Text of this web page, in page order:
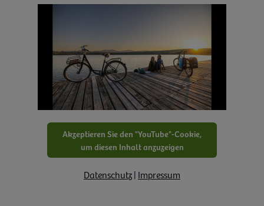
Akzeptieren Sie den "YouTube"-Cookie,
um diesen Inhalt anzuzeigen
Datenschutz| Impressum